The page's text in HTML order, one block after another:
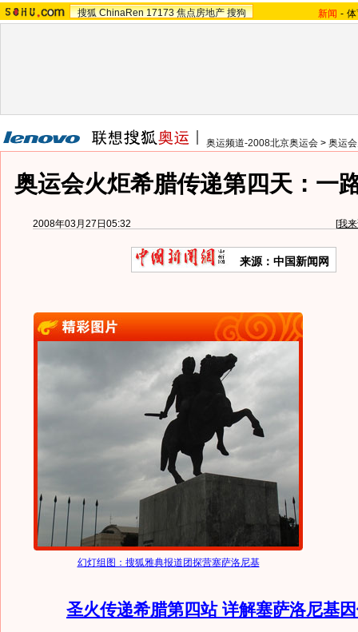
搜狐 ChinaRen 17173 焦点房地产 搜狗 新闻 -
奥运频道-2008北京奥运会 > 奥运
奥运会火炬希腊传递第四天：一
2008年03月27日05:32 [我
来源：中国新闻网
幻灯组图：搜狐雅典报道团探营塞萨洛尼基
圣火传递希腊第四站 详解塞萨洛尼基